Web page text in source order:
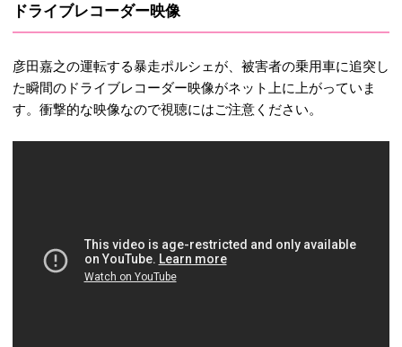
ドライブレコーダー映像
彦田嘉之の運転する暴走ポルシェが、被害者の乗用車に追突し
た瞬間のドライブレコーダー映像がネット上に上がっていま
す。衝撃的な映像なので視聴にはご注意ください。